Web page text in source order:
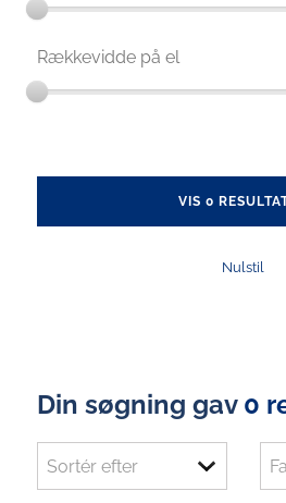
Rækkevidde på el
VIS 0
Nulstil
Din søgning gav 0